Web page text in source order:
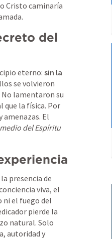
Cristo caminaría
del
eterno: sin la
se volvieron
No lamentaron su
que la física. Por
amenazas. El
del Espíritu
presencia de
viva, el
ni el fuego del
pierde la
natural. Solo
autoridad y